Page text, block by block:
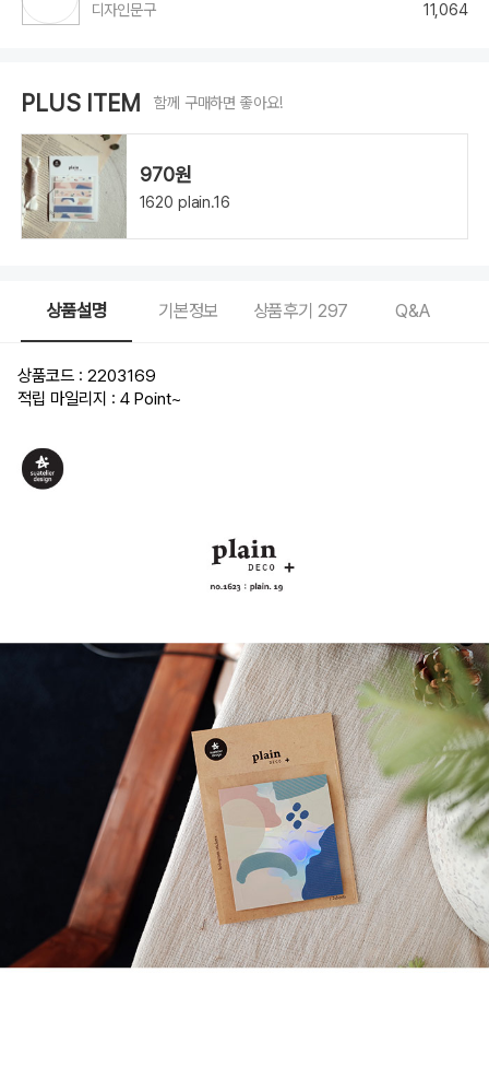
디자인문구 11,064
PLUS ITEM 함께 구매하면 좋아요!
970원
1620 plain.16
상품설명 기본정보 상품후기 297 Q&A
상품코드 : 2203169
적립 마일리지 : 4 Point~